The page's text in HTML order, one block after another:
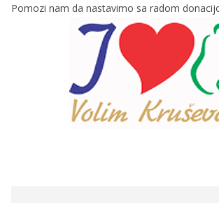
Pomozi nam da nastavimo sa radom